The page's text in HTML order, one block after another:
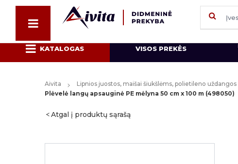
KATALOGAS VISOS PREKĖS
Aivita Lipnios juostos, maišai šiukšlėms, polietileno uždangos
Plėvelė langų apsauginė PE mėlyna 50 cm x 100 m (498050)
Atgal į produktų sąrašą